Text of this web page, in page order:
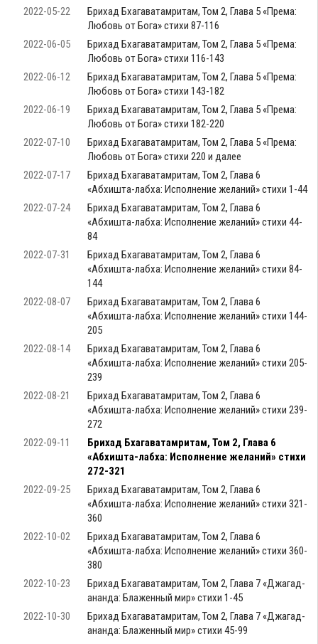
2022-05-22
Брихад Бхагаватамритам, Том 2, Глава 5 «Према:
Любовь от Бога» стихи 87-116
2022-06-05
Брихад Бхагаватамритам, Том 2, Глава 5 «Према:
Любовь от Бога» стихи 116-143
2022-06-12
Брихад Бхагаватамритам, Том 2, Глава 5 «Према:
Любовь от Бога» стихи 143-182
2022-06-19
Брихад Бхагаватамритам, Том 2, Глава 5 «Према:
Любовь от Бога» стихи 182-220
2022-07-10
Брихад Бхагаватамритам, Том 2, Глава 5 «Према:
Любовь от Бога» стихи 220 и далее
2022-07-17
Брихад Бхагаватамритам, Том 2, Глава 6
«Абхишта-лабха: Исполнение желаний» стихи 1-44
2022-07-24
Брихад Бхагаватамритам, Том 2, Глава 6
«Абхишта-лабха: Исполнение желаний» стихи 44-
84
2022-07-31
Брихад Бхагаватамритам, Том 2, Глава 6
«Абхишта-лабха: Исполнение желаний» стихи 84-
144
2022-08-07
Брихад Бхагаватамритам, Том 2, Глава 6
«Абхишта-лабха: Исполнение желаний» стихи 144-
205
2022-08-14
Брихад Бхагаватамритам, Том 2, Глава 6
«Абхишта-лабха: Исполнение желаний» стихи 205-
239
2022-08-21
Брихад Бхагаватамритам, Том 2, Глава 6
«Абхишта-лабха: Исполнение желаний» стихи 239-
272
2022-09-11
Брихад Бхагаватамритам, Том 2, Глава 6
«Абхишта-лабха: Исполнение желаний» стихи
272-321
2022-09-25
Брихад Бхагаватамритам, Том 2, Глава 6
«Абхишта-лабха: Исполнение желаний» стихи 321-
360
2022-10-02
Брихад Бхагаватамритам, Том 2, Глава 6
«Абхишта-лабха: Исполнение желаний» стихи 360-
380
2022-10-23
Брихад Бхагаватамритам, Том 2, Глава 7 «Джагад-
ананда: Блаженный мир» стихи 1-45
2022-10-30
Брихад Бхагаватамритам, Том 2, Глава 7 «Джагад-
ананда: Блаженный мир» стихи 45-99